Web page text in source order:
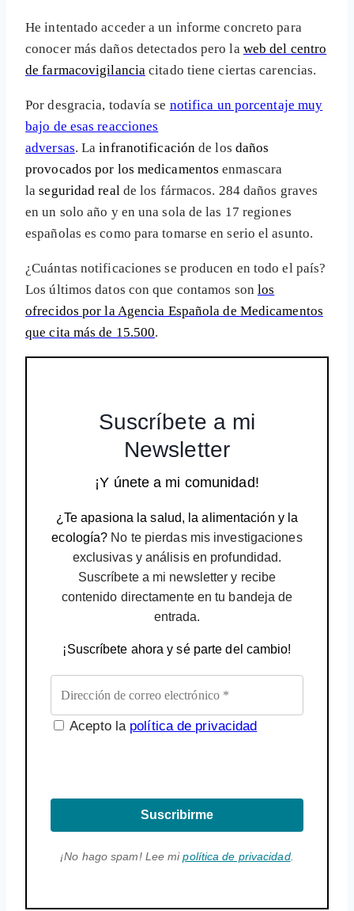
He intentado acceder a un informe concreto para
conocer más daños detectados pero la web del centro
de farmacovigilancia citado tiene ciertas carencias.
Por desgracia, todavía se notifica un porcentaje muy
bajo de esas reacciones
adversas. Lainfranotificación de los daños
provocados por los medicamentos enmascara
laseguridad real de los fármacos. 284 daños graves
en un solo año y en una sola de las 17 regiones
españolas es como para tomarse en serio el asunto.
¿Cuántas notificaciones se producen en todo el país?
Los últimos datos con que contamos son los
ofrecidos por la Agencia Española de Medicamentos
que cita más de 15.500.
Suscríbete a mi
Newsletter
¡Y únete a mi comunidad!
¿Te apasiona la salud, la alimentación y la
ecología? No te pierdas mis investigaciones
exclusivas y análisis en profundidad.
Suscríbete a mi newsletter y recibe
contenido directamente en tu bandeja de
entrada.
¡Suscríbete ahora y sé parte del cambio!
Acepto la política de privacidad
Suscribirme
¡No hago spam! Lee mipolítica de privacidad.